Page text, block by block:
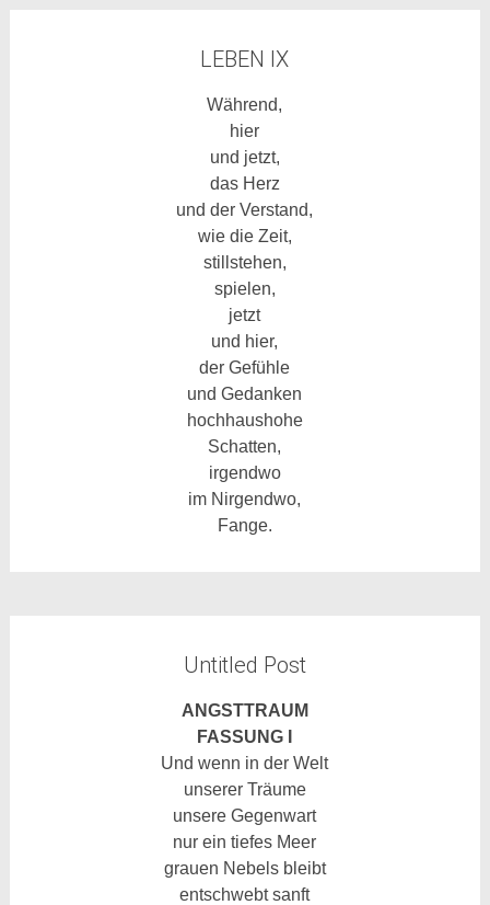
LEBEN IX
Während,
hier
und jetzt,
das Herz
und der Verstand,
wie die Zeit,
stillstehen,
spielen,
jetzt
und hier,
der Gefühle
und Gedanken
hochhaushohe
Schatten,
irgendwo
im Nirgendwo,
Fange.
Untitled Post
ANGSTTRAUM
FASSUNG I
Und wenn in der Welt
unserer Träume
unsere Gegenwart
nur ein tiefes Meer
grauen Nebels bleibt
entschwebt sanft